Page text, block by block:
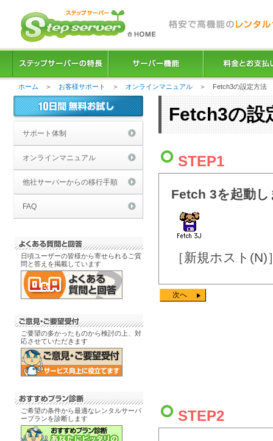
ホーム ＞ お客様サポート ＞ オンラインマニュアル ＞ Fetch3の設定方法
サポート体制
オンラインマニュアル
他社サーバーからの移行手順
FAQ
日頃ユーザーの皆様から寄せられるご質
問と答えを掲載しています
ご要望の多かったものから検討の上、対
応させていただきます
ご希望の条件から最適なレンタルサーバ
ープランを診断します
Fetch3の設
STEP1
Fetch 3を起動し
［新規ホスト
次へ
STEP2